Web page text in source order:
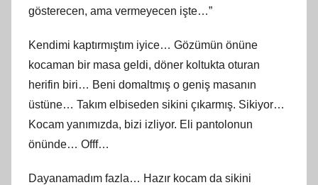
gösterecen, ama vermeyecen işte…”
Kendimi kaptırmıştım iyice… Gözümün önüne
kocaman bir masa geldi, döner koltukta oturan
herifin biri… Beni domaltmış o geniş masanın
üstüne… Takım elbiseden sikini çıkarmış. Sikiyor…
Kocam yanımızda, bizi izliyor. Eli pantolonun
önünde… Offf…
Dayanamadım fazla… Hazır kocam da sikini